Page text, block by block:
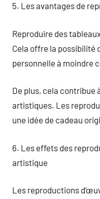
5. Les avantages de
Reproduire des
Cela offre la possibilité
personnelle à moindre
De plus, cela contribue
artistiques. Les
une idée de cadeau
6. Les effets des
artistique
Les reproductions